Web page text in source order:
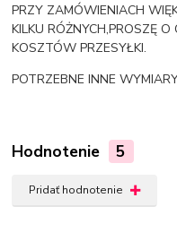
PRZY ZAMÓWIENIACH
KILKU RÓŻNYCH,PROSZĘ
KOSZTÓW PRZESYŁKI.
POTRZEBNE INNE
Hodnotenie 5
Pridať hodnotenie